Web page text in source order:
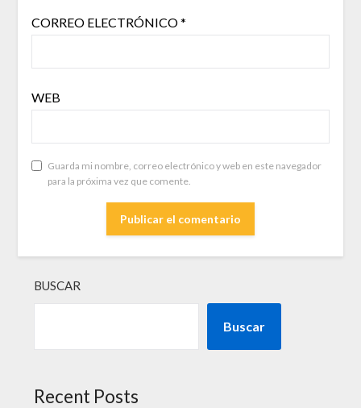
CORREO ELECTRÓNICO*
WEB
Guarda mi nombre, correo electrónico y web en este navegador
para la próxima vez que comente.
BUSCAR
Buscar
Recent Posts